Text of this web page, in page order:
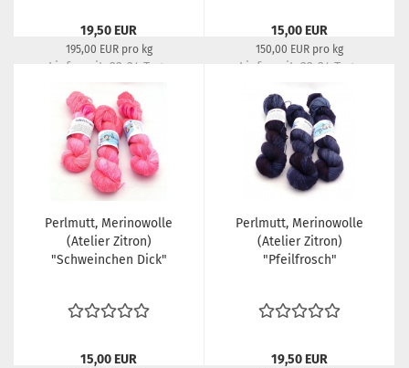
19,50 EUR
195,00 EUR pro kg
Lieferzeit: 22-24 Tage
15,00 EUR
150,00 EUR pro kg
Lieferzeit: 22-24 Tage
Perlmutt, Merinowolle
(Atelier Zitron)
"Schweinchen Dick"
15,00 EUR
Perlmutt, Merinowolle
(Atelier Zitron)
"Pfeilfrosch"
19,50 EUR